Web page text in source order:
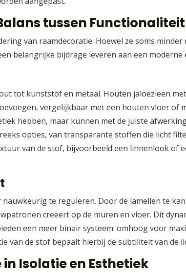
tussen
van raamdecoratie. Hoewel ze soms
belangrijke bijdrage leveren aan een moderne
tot kunststof en metaal. Houten jaloezieën
vergelijkbaar met een houten vloer of
hebben, maar kunnen met de juiste
opties, van transparante stoffen die licht
van de stof, bijvoorbeeld een linnenlook of
te reguleren. Door de lamellen te
creëert op de muren en vloer. Dit
een meer binair systeem: omhoog voor
van de stof bepaalt hierbij de subtiliteit van de
Isolatie en Esthetiek